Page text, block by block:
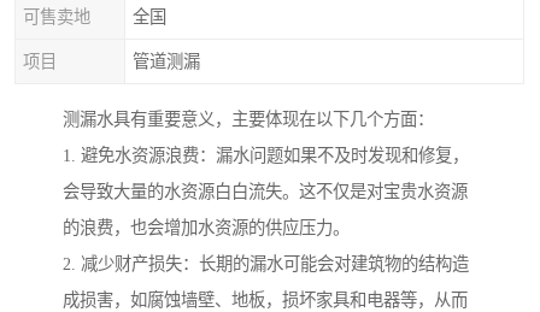
可售卖地 全国
项目 管道测漏
测漏水具有重要意义，主要体现在以下几个方面：
1. 避免水资源浪费：漏水问题如果不及时发现和修复，
会导致大量的水资源白白流失。这不仅是对宝贵水资源
的浪费，也会增加水资源的供应压力。
2. 减少财产损失：长期的漏水可能会对建筑物的结构造
成损害，如腐蚀墙壁、地板，损坏家具和电器等，从而